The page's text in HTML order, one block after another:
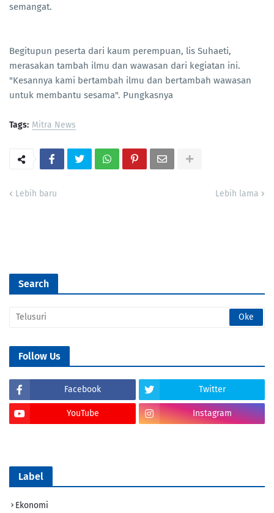
semangat.
Begitupun peserta dari kaum perempuan, lis Suhaeti,
merasakan tambah ilmu dan wawasan dari kegiatan ini.
"Kesannya kami bertambah ilmu dan bertambah wawasan
untuk membantu sesama". Pungkasnya
Tags: Mitra News
Lebih baru Lebih lama
Search
Follow Us
Facebook Twitter
YouTube Instagram
Label
Ekonomi